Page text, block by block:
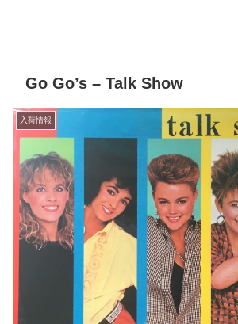
Go Go’s – Talk Show
入荷情報